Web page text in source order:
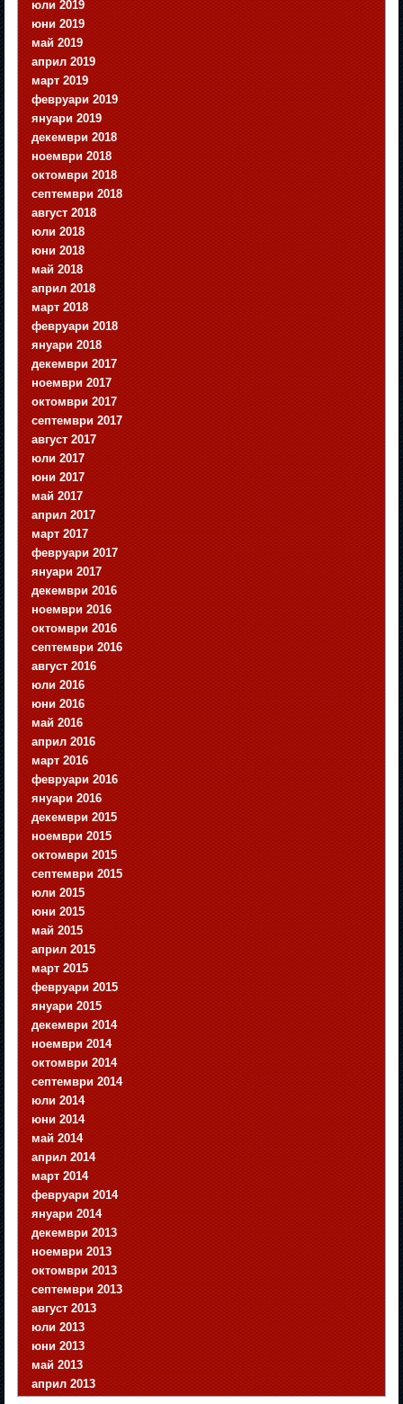
юли 2019
юни 2019
май 2019
април 2019
март 2019
февруари 2019
януари 2019
декември 2018
ноември 2018
октомври 2018
септември 2018
август 2018
юли 2018
юни 2018
май 2018
април 2018
март 2018
февруари 2018
януари 2018
декември 2017
ноември 2017
октомври 2017
септември 2017
август 2017
юли 2017
юни 2017
май 2017
април 2017
март 2017
февруари 2017
януари 2017
декември 2016
ноември 2016
октомври 2016
септември 2016
август 2016
юли 2016
юни 2016
май 2016
април 2016
март 2016
февруари 2016
януари 2016
декември 2015
ноември 2015
октомври 2015
септември 2015
юли 2015
юни 2015
май 2015
април 2015
март 2015
февруари 2015
януари 2015
декември 2014
ноември 2014
октомври 2014
септември 2014
юли 2014
юни 2014
май 2014
април 2014
март 2014
февруари 2014
януари 2014
декември 2013
ноември 2013
октомври 2013
септември 2013
август 2013
юли 2013
юни 2013
май 2013
април 2013